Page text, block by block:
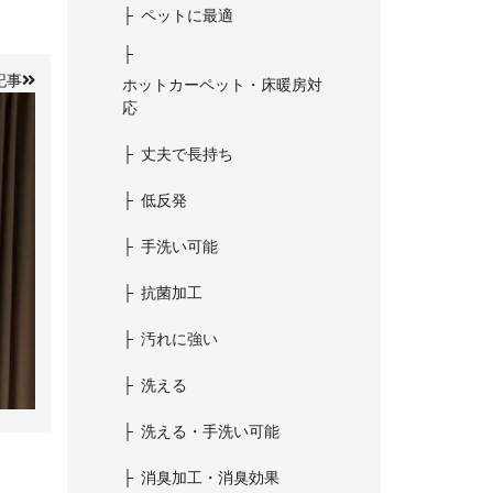
事
ペットに最適
ホットカーペット・床暖房対
応
丈夫で長持ち
低反発
手洗い可能
抗菌加工
汚れに強い
洗える
洗える・手洗い可能
消臭加工・消臭効果